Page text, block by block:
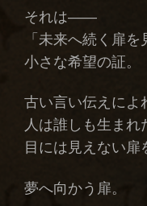
それは――
「未来へ続く扉
小さな希望の証。
古い言い伝えによ
人は誰しも生まれ
目には見えない扉
夢へ向かう扉。